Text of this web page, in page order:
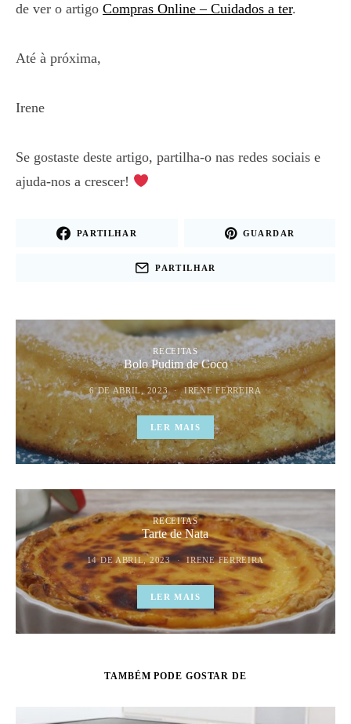
de ver o artigo Compras Online – Cuidados a ter.
Até à próxima,
Irene
Se gostaste deste artigo, partilha-o nas redes sociais e
ajuda-nos a crescer!
PARTILHAR GUARDAR
PARTILHAR
RECEITAS
Bolo Pudim de Coco
6 DE ABRIL, 2023 IRENE FERREIRA
LER MAIS
RECEITAS
Tarte de Nata
14 DE ABRIL, 2023 IRENE FERREIRA
LER MAIS
TAMBÉM PODE GOSTAR DE